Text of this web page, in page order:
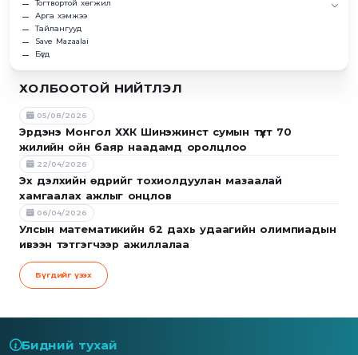
Тогтвортой хөгжил
Арга хэмжээ
Тайлангууд
Save Mazaalai
Бүгд
ХОЛБООТОЙ НИЙТЛЭЛ
05/08/2026
Эрдэнэ Монгол ХХК Шинэжинст сумын түүхт 70
жилийн ойн баяр наадамд оролцлоо
22/04/2026
Эх дэлхийн өдрийг тохиолдуулан мазаалай
хамгаалах ажлыг онцлов
06/04/2026
Улсын математикийн 62 дахь удаагийн олимпиадын
ивээн тэтгэгчээр ажиллалаа
Бүгдийг үзэх
Бидний тухай